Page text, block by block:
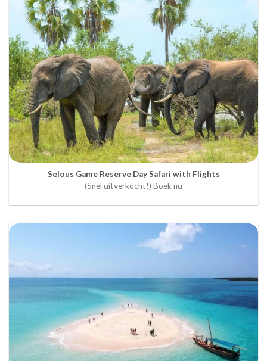
Selous Game Reserve Day Safari with Flights
(Snel uitverkocht!) Boek nu